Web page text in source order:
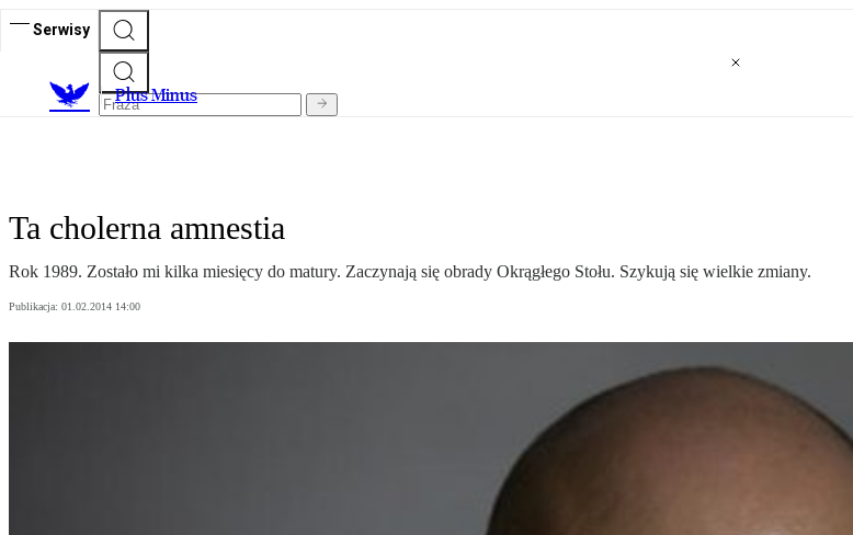
Serwisy
Plus Minus
Ta cholerna amnestia
Rok 1989. Zostało mi kilka miesięcy do matury. Zaczynają się obrady Okrągłego Stołu. Szykują się wielkie zmiany.
Publikacja: 01.02.2014 14:00